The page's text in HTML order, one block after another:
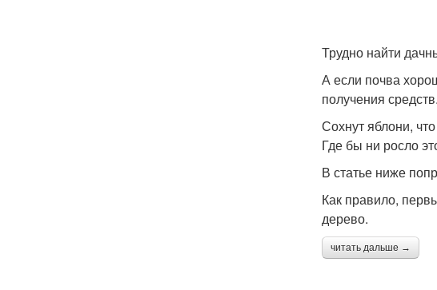
Трудно найти
А если почва
получения средств.
Сохнут яблони,
Где бы ни росло
В статье ниже
Как правило,
дерево.
читать дальше →